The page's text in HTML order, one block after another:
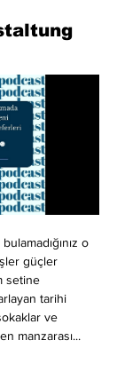
o
güçler
setine
tarihi
ve
manzarası...